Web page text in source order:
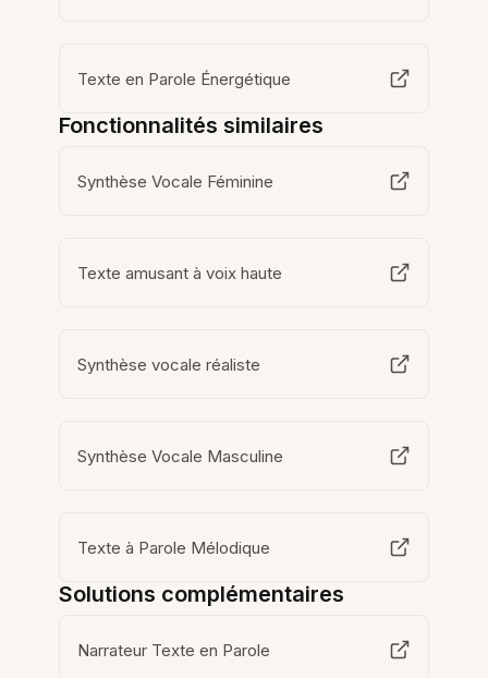
Texte en Parole Énergétique
Fonctionnalités similaires
Synthèse Vocale Féminine
Texte amusant à voix haute
Synthèse vocale réaliste
Synthèse Vocale Masculine
Texte à Parole Mélodique
Solutions complémentaires
Narrateur Texte en Parole